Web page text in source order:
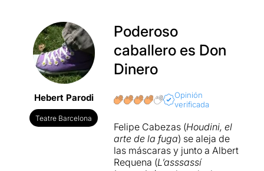
Hebert Parodi
Teatre Barcelona
Poderoso
caballero es Don
Dinero
Opinión
verificada
Felipe Cabezas (Houdini, el
arte de la fuga) se aleja de
las máscaras y junto a Albert
Requena (L’asssassí